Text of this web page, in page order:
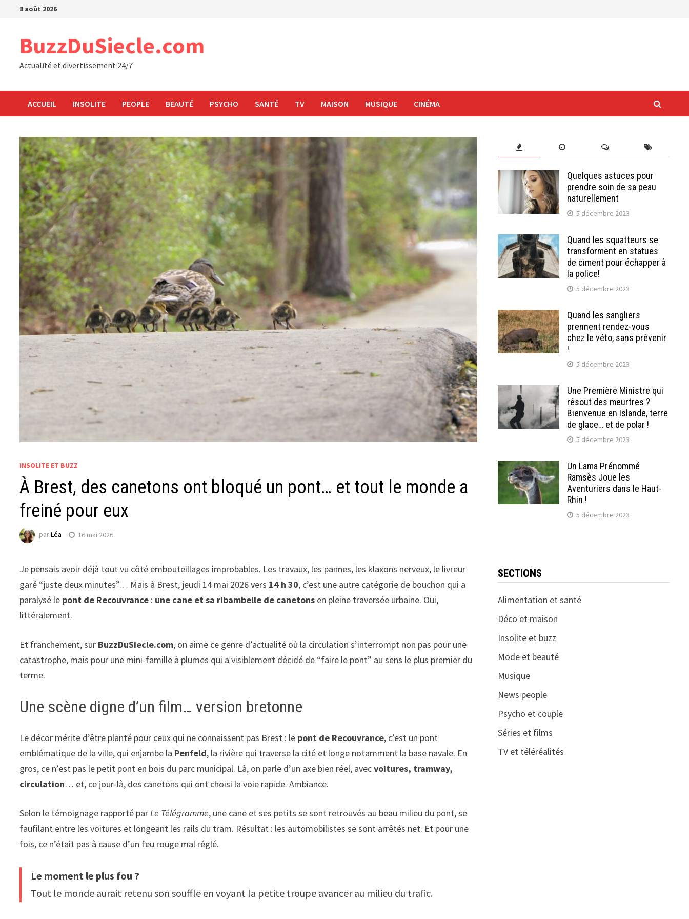
Passer8 août 2026
BuzzDuSiecle.com
Actualité et divertissement 24/7
ACCUEIL INSOLITE PEOPLE BEAUTÉ PSYCHO SANTÉ TV MAISON MUSIQUE CINÉMA
INSOLITE ET BUZZ
À Brest, des canetons ont bloqué un pont… et tout le monde a
freiné pour eux
parLéa 16 mai 2026
Je pensais avoir déjà tout vu côté embouteillages improbables. Les travaux, les pannes, les klaxons nerveux, le livreur
garé “juste deux minutes”… Mais à Brest, jeudi 14 mai 2026 vers 14 h 30, c’est une autre catégorie de bouchon qui a
paralysé le pont de Recouvrance : une cane et sa ribambelle de canetons en pleine traversée urbaine. Oui,
littéralement.
Et franchement, sur BuzzDuSiecle.com, on aime ce genre d’actualité où la circulation s’interrompt non pas pour une
catastrophe, mais pour une mini-famille à plumes qui a visiblement décidé de “faire le pont” au sens le plus premier du
terme.
Une scène digne d’un film… version bretonne
Le décor mérite d’être planté pour ceux qui ne connaissent pas Brest : le pont de Recouvrance, c’est un pont
emblématique de la ville, qui enjambe la Penfeld, la rivière qui traverse la cité et longe notamment la base navale. En
gros, ce n’est pas le petit pont en bois du parc municipal. Là, on parle d’un axe bien réel, avecvoitures, tramway,
circulation… et, ce jour-là, des canetons qui ont choisi la voie rapide. Ambiance.
Selon le témoignage rapporté parLe Télégramme, une cane et ses petits se sont retrouvés au beau milieu du pont, se
faufilant entre les voitures et longeant les rails du tram. Résultat : les automobilistes se sont arrêtés net. Et pour une
fois, ce n’était pas à cause d’un feu rouge mal réglé.
Le moment le plus fou ?
Tout le monde aurait retenu son souffle en voyant la petite troupe avancer au milieu du trafic.
Quelques astuces pour
prendre soin de sa peau
naturellement
5 décembre 2023
Quand les squatteurs se
transforment en statues
de ciment pour échapper à
la police!
5 décembre 2023
Quand les sangliers
prennent rendez-vous
chez le véto, sans prévenir
!
5 décembre 2023
Une Première Ministre qui
résout des meurtres ?
Bienvenue en Islande, terre
de glace… et de polar !
5 décembre 2023
Un Lama Prénommé
Ramsès Joue les
Aventuriers dans le Haut-
Rhin !
5 décembre 2023
SECTIONS
Alimentation et santé
Déco et maison
Insolite et buzz
Mode et beauté
Musique
News people
Psycho et couple
Séries et films
TV et téléréalités